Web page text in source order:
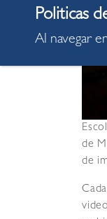
de
de
Al navegar